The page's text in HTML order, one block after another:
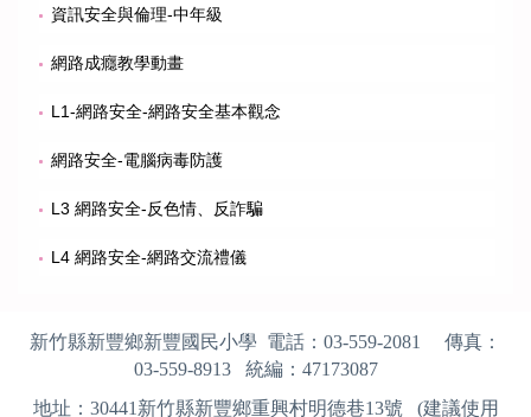
資訊安全與倫理-中年級
網路成癮教學動畫
L1-網路安全-網路安全基本觀念
網路安全-電腦病毒防護
L3 網路安全-反色情、反詐騙
L4 網路安全-網路交流禮儀
新竹縣新豐鄉新豐國民小學 電話： 03-559-2081
傳真：
03-559-8913 統編： 47173087
地址： 30441 新竹縣新豐鄉重興村明德巷13號 (建議使用